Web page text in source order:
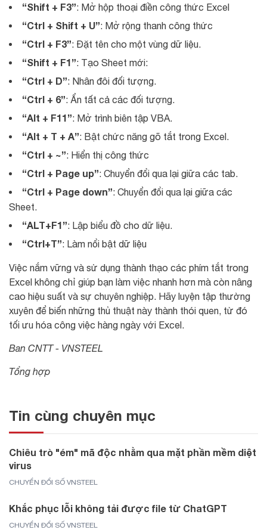
“Shift + F3”: Mở hộp thoại điền công thức Excel
“Ctrl + Shift + U”: Mở rộng thanh công thức
“Ctrl + F3”: Đặt tên cho một vùng dữ liệu.
“Shift + F1”: Tạo Sheet mới:
“Ctrl + D”: Nhân đôi đối tượng.
“Ctrl + 6”: Ẩn tất cả các đối tượng.
“Alt + F11”: Mở trình biên tập VBA.
“Alt + T + A”: Bật chức năng gõ tắt trong Excel.
“Ctrl + ~”: Hiển thị công thức
“Ctrl + Page up”: Chuyển đổi qua lại giữa các tab.
“Ctrl + Page down”: Chuyển đổi qua lại giữa các
Sheet.
“ALT+F1”: Lập biểu đồ cho dữ liệu.
“Ctrl+T”: Làm nổi bật dữ liệu
Việc nắm vững và sử dụng thành thạo các phím tắt trong
Excel không chỉ giúp bạn làm việc nhanh hơn mà còn nâng
cao hiệu suất và sự chuyên nghiệp. Hãy luyện tập thường
xuyên để biến những thủ thuật này thành thói quen, từ đó
tối ưu hóa công việc hàng ngày với Excel.
Ban CNTT - VNSTEEL
Tổng hợp
Tin cùng chuyên mục
Chiêu trò "ém" mã độc nhằm qua mặt phần mềm diệt
virus
CHUYỂN ĐỔI SỐ VNSTEEL
Khắc phục lỗi không tải được file từ ChatGPT
CHUYỂN ĐỔI SỐ VNSTEEL